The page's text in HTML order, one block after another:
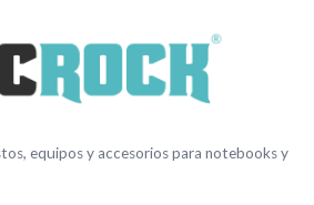
equipos y accesorios para notebooks y